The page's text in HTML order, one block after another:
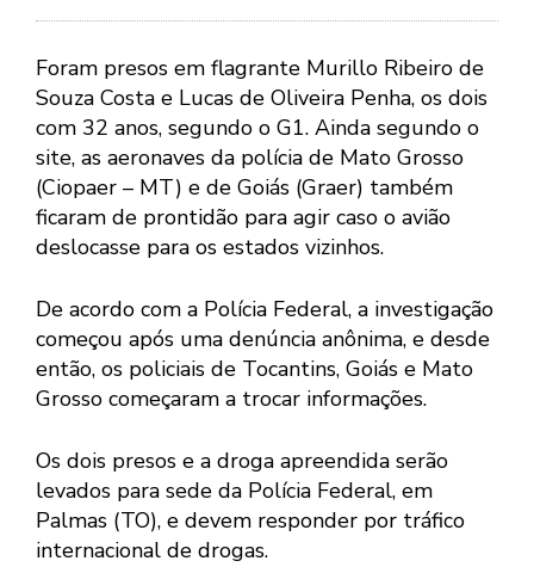
Foram presos em flagrante Murillo Ribeiro de
Souza Costa e Lucas de Oliveira Penha, os dois
com 32 anos, segundo o G1. Ainda segundo o
site, as aeronaves da polícia de Mato Grosso
(Ciopaer – MT) e de Goiás (Graer) também
ficaram de prontidão para agir caso o avião
deslocasse para os estados vizinhos.
De acordo com a Polícia Federal, a investigação
começou após uma denúncia anônima, e desde
então, os policiais de Tocantins, Goiás e Mato
Grosso começaram a trocar informações.
Os dois presos e a droga apreendida serão
levados para sede da Polícia Federal, em
Palmas (TO), e devem responder por tráfico
internacional de drogas.